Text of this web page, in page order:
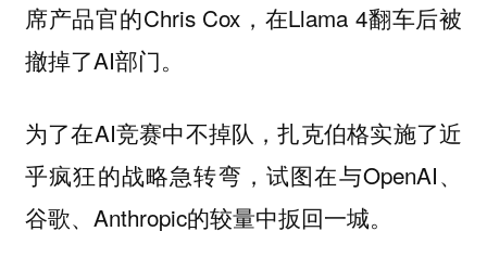
席产品官的Chris Cox，在Llama 4翻车后被
撤掉了AI部门。
为了在AI竞赛中不掉队，扎克伯格实施了近
乎疯狂的战略急转弯，试图在与OpenAI、
谷歌、Anthropic的较量中扳回一城。